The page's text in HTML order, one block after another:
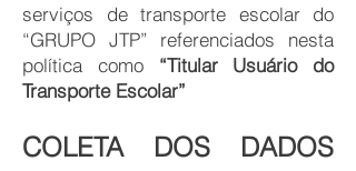
serviços de transporte escolar do
“GRUPO JTP” referenciados nesta
política como “Titular Usuário do
Transporte Escolar”
COLETA DOS DADOS